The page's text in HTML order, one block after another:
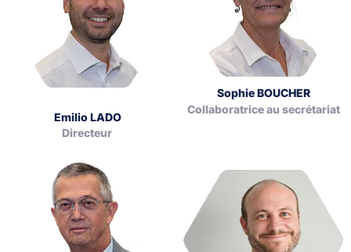
Emilio LADO
Directeur
Sophie BOUCHER
Collaboratrice au secrétariat